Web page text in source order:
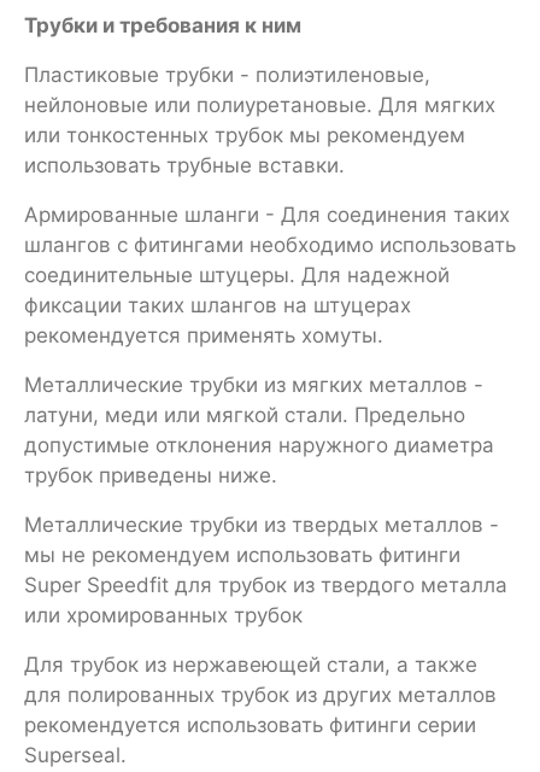
Трубки и требования к ним
Пластиковые трубки - полиэтиленовые,
нейлоновые или полиуретановые. Для мягких
или тонкостенных трубок мы рекомендуем
использовать трубные вставки.
Армированные шланги - Для соединения таких
шлангов с фитингами необходимо использовать
соединительные штуцеры. Для надежной
фиксации таких шлангов на штуцерах
рекомендуется применять хомуты.
Металлические трубки из мягких металлов -
латуни, меди или мягкой стали. Предельно
допустимые отклонения наружного диаметра
трубок приведены ниже.
Металлические трубки из твердых металлов -
мы не рекомендуем использовать фитинги
Super Speedfit для трубок из твердого металла
или хромированных трубок
Для трубок из нержавеющей стали, а также
для полированных трубок из других металлов
рекомендуется использовать фитинги серии
Superseal.